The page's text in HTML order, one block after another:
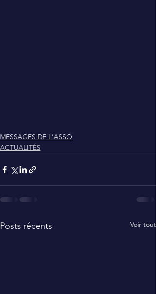
MESSAGES DE L'ASSO
ACTUALITÉS
Posts récents Voir tout